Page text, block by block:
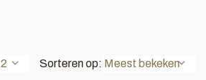
Sorteren op: